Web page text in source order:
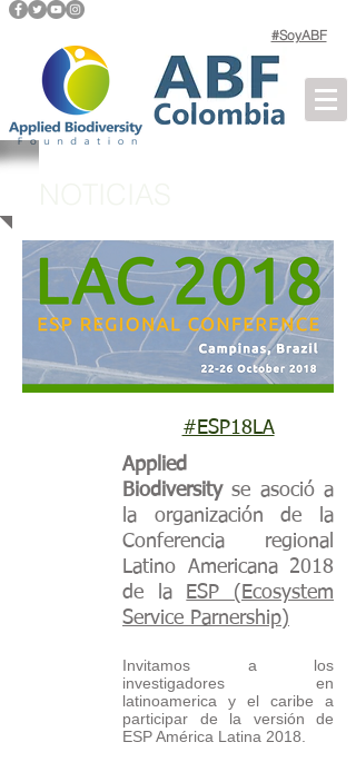
#SoyABF
#ESP18LA
Applied
Biodiversityse asoció a
la organización de la
Conferencia regional
Latino Americana 2018
de la
ESP (Ecosystem
Service Parnership)
Invitamos a los
investigadores en
latinoamerica y el caribe a
participar de la versión de
ESP América Latina 2018.